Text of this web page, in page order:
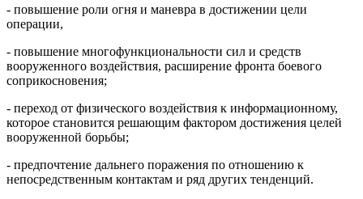
- повышение роли огня и маневра в достижении цели
операции,
- повышение многофункциональности сил и средств
вооруженного воздействия, расширение фронта боевого
соприкосновения;
- переход от физического воздействия к информационному,
которое становится решающим фактором достижения целей
вооруженной борьбы;
- предпочтение дальнего поражения по отношению к
непосредственным контактам и ряд других тенденций.